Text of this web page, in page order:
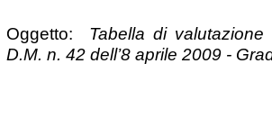
Oggetto:
Tabella di
D.M. n. 42 dell’8 aprile 2009 -